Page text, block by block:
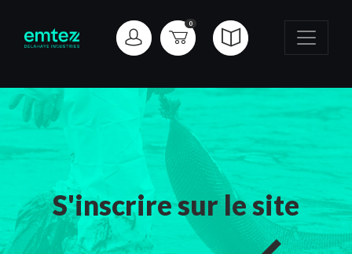
0
S'inscrire sur le site